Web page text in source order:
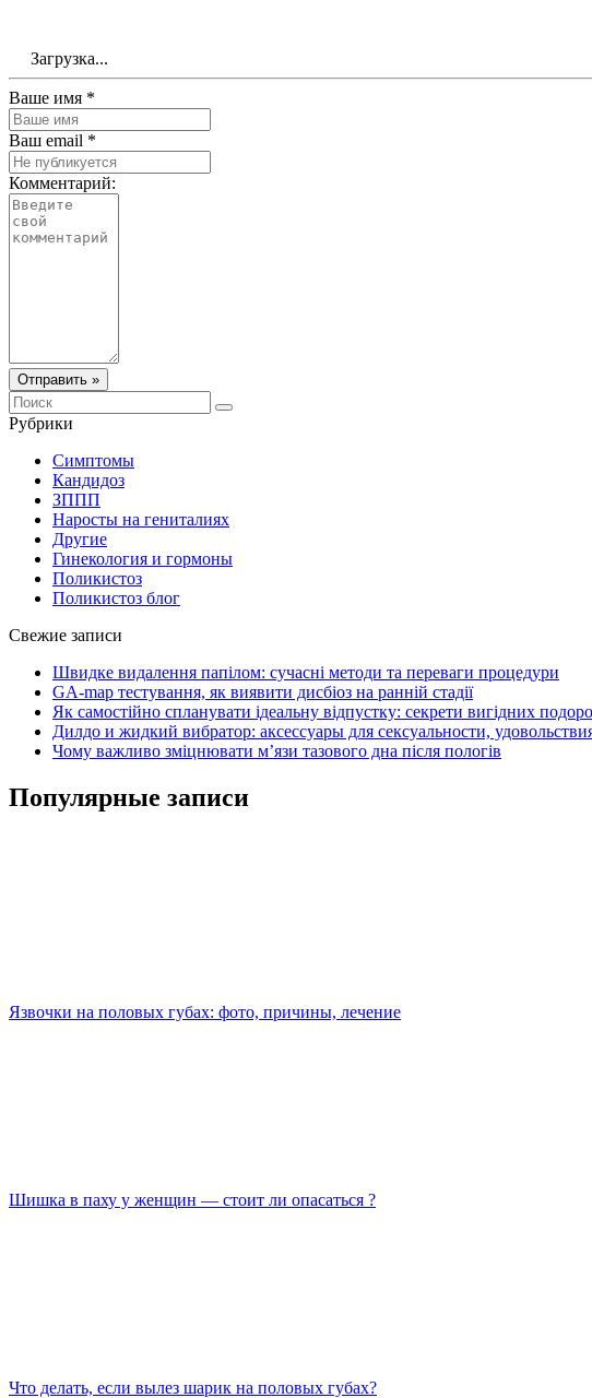
Загрузка...
Ваше имя *
Ваш email *
Комментарий:
Отправить »
Рубрики
Симптомы
Кандидоз
ЗППП
Наросты на гениталиях
Другие
Гинекология и гормоны
Поликистоз
Поликистоз блог
Свежие записи
Швидке видалення папілом: сучасні методи та переваги процедури
GA-map тестування, як виявити дисбіоз на ранній стадії
Як самостійно спланувати ідеальну відпустку: секрети вигідних
Дилдо и жидкий вибратор: аксессуары для сексуальности,
Чому важливо зміцнювати м’язи тазового дна після пологів
Популярные записи
Язвочки на половых губах: фото, причины, лечение
Шишка в паху у женщин — стоит ли опасаться ?
Что делать, если вылез шарик на половых губах?